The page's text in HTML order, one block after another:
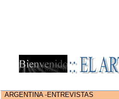
ARGENTINA -ENTREVISTAS